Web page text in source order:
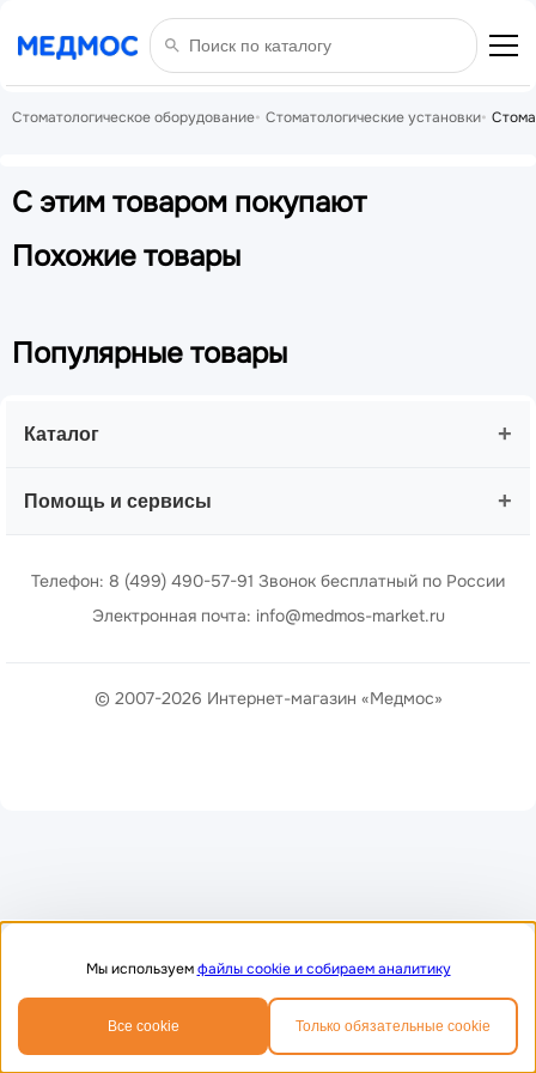
Главная Избранное
0
Корзина Телефон MAX
Стоматологическое оборудование Стоматологические установки
С этим товаром покупают
Похожие товары
Популярные товары
Каталог +
Помощь и сервисы +
Телефон: 8 (499) 490-57-91 Звонок бесплатный по России
Электронная почта: info@medmos-market.ru
© 2007-2026 Интернет-магазин «Медмос»
Мы используемфайлы cookie и собираем аналитику
Все cookie Только обязательные cookie